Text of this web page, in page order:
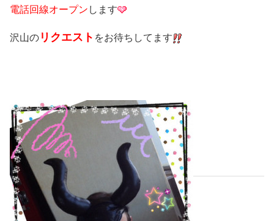
電話回線オープンします
沢山のリクエスト をお待ちしてます